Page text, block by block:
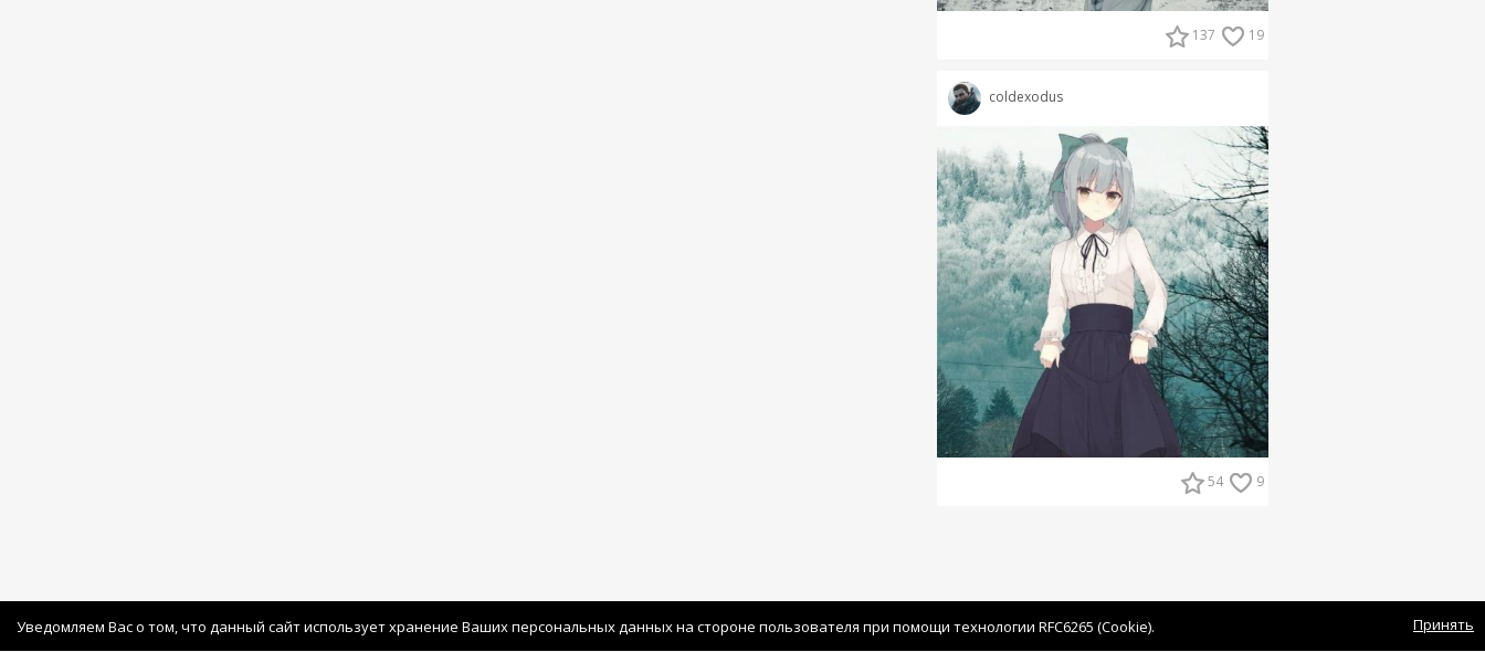
137 19
coldexodus
54 9
Уведомляем Вас о том, что данный сайт использует хранение Ваших персональных данных на стороне пользователя при помощи технологии RFC6265 (Cookie). Принять